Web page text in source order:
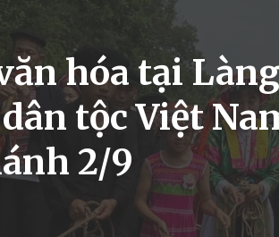
hóa tại
tộc Việt
2/9